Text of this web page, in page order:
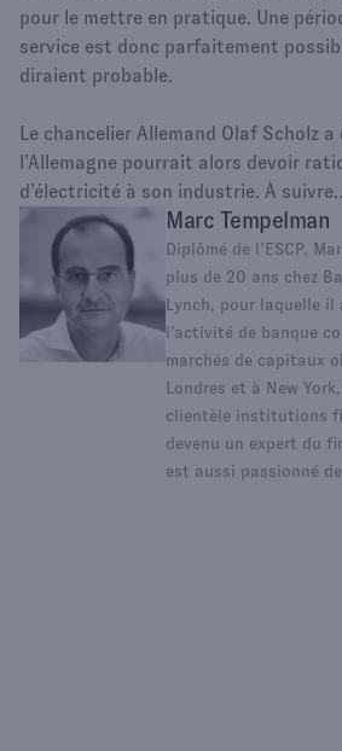
pour le mettre en pratique. Une
service est donc parfaitement
diraient probable.
Le chancelier Allemand Olaf Scholz
l’Allemagne pourrait alors devoir
d’électricité à son industrie. À
Marc Tempelman
Diplômé de l’ESCP,
plus de 20 ans chez
Lynch, pour laquelle
l’activité de banque
marchés de capitaux
Londres et à New
clientèle institutions
devenu un expert du
est aussi passionné